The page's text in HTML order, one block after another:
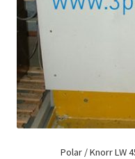
Polar / Knorr LW